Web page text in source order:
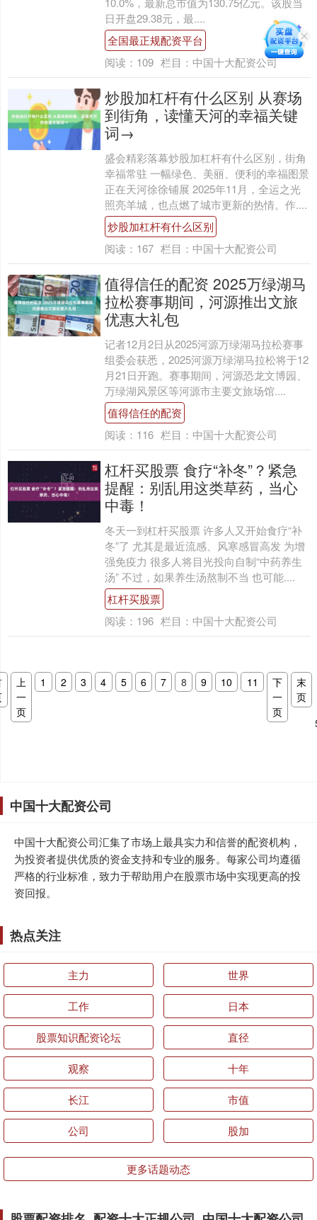
日开盘29.38元，最....
全国最正规配资平台
阅读： 109 栏目： 中国十大配资公司
炒股加杠杆有什么区别 从赛场
到街角，读懂天河的幸福关键
词→
盛会精彩落幕炒股加杠杆有什么区别，街角
幸福常驻 一幅绿色、美丽、便利的幸福图景
正在天河徐徐铺展 2025年11月，全运之光
照亮羊城，也点燃了城市更新的热情。作....
炒股加杠杆有什么区别
阅读： 167 栏目： 中国十大配资公司
值得信任的配资 2025万绿湖马
拉松赛事期间，河源推出文旅
优惠大礼包
记者12月2日从2025河源万绿湖马拉松赛事
组委会获悉，2025河源万绿湖马拉松将于12
月21日开跑。赛事期间，河源恐龙文博园、
万绿湖风景区等河源市主要文旅场馆....
值得信任的配资
阅读： 116 栏目： 中国十大配资公司
杠杆买股票 食疗“补冬”？紧急
提醒：别乱用这类草药，当心
中毒！
冬天一到杠杆买股票 许多人又开始食疗“补
冬”了 尤其是最近流感、风寒感冒高发 为增
强免疫力 很多人将目光投向自制“中药养生
汤” 不过，如果养生汤熬制不当 也可能....
杠杆买股票
阅读： 196 栏目： 中国十大配资公司
上
一
页
1 2 3 4 5 6 7 8 9 10 11
下
一
页
末
页
中国十大配资公司
中国十大配资公司汇集了市场上最具实力和信誉的配资机构，
为投资者提供优质的资金支持和专业的服务。每家公司均遵循
严格的行业标准，致力于帮助用户在股票市场中实现更高的投
资回报。
热点关注
主力 世界
工作 日本
股票知识配资论坛 直径
观察 十年
长江 市值
公司 股加
更多话题动态